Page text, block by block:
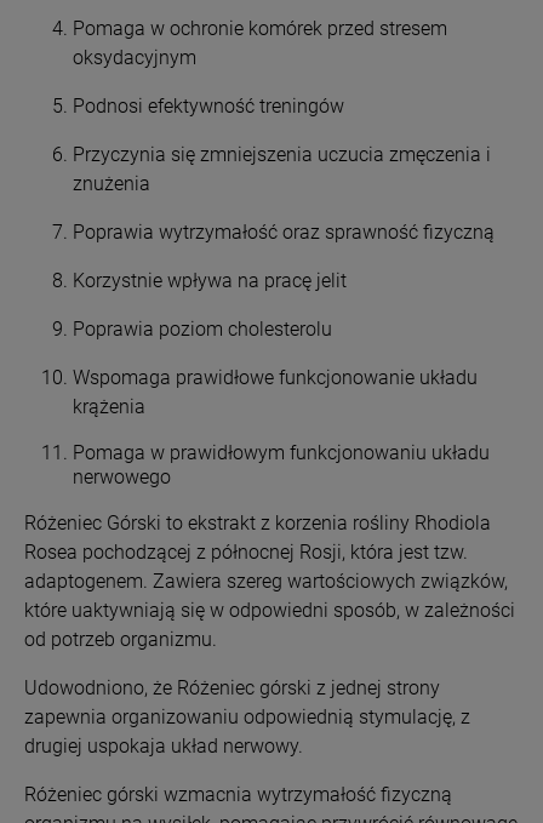
Pomaga w ochronie komórek przed stresem
oksydacyjnym
Podnosi efektywność treningów
Przyczynia się zmniejszenia uczucia zmęczenia i
znużenia
Poprawia wytrzymałość oraz sprawność fizyczną
Korzystnie wpływa na pracę jelit
Poprawia poziom cholesterolu
Wspomaga prawidłowe funkcjonowanie układu
krążenia
Pomaga w prawidłowym funkcjonowaniu układu
nerwowego
Różeniec Górski to ekstrakt z korzenia rośliny Rhodiola
Rosea pochodzącej z północnej Rosji, która jest tzw.
adaptogenem. Zawiera szereg wartościowych związków,
które uaktywniają się w odpowiedni sposób, w zależności
od potrzeb organizmu.
Udowodniono, że Różeniec górski z jednej strony
zapewnia organizowaniu odpowiednią stymulację, z
drugiej uspokaja układ nerwowy.
Różeniec górski wzmacnia wytrzymałość fizyczną